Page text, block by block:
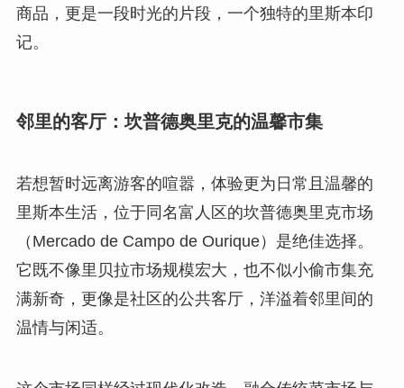
商品，更是一段时光的片段，一个独特的里斯本印
记。
邻里的客厅：坎普德奥里克的温馨市集
若想暂时远离游客的喧嚣，体验更为日常且温馨的
里斯本生活，位于同名富人区的坎普德奥里克市场
（Mercado de Campo de Ourique）是绝佳选择。
它既不像里贝拉市场规模宏大，也不似小偷市集充
满新奇，更像是社区的公共客厅，洋溢着邻里间的
温情与闲适。